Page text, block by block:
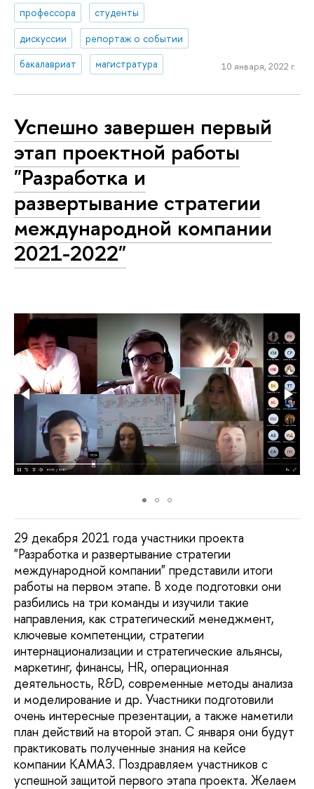
профессора
студенты
дискуссии
репортаж о событии
бакалавриат
магистратура 10 января, 2022 г.
Успешно завершен первый
этап проектной работы
"Разработка и
развертывание стратегии
международной компании
2021-2022"
29 декабря 2021 года участники проекта
"Разработка и развертывание стратегии
международной компании" представили итоги
работы на первом этапе. В ходе подготовки они
разбились на три команды и изучили такие
направления, как стратегический менеджмент,
ключевые компетенции, стратегии
интернационализации и стратегические альянсы,
маркетинг, финансы, HR, операционная
деятельность, R&D, современные методы анализа
и моделирование и др. Участники подготовили
очень интересные презентации, а также наметили
план действий на второй этап. С января они будут
практиковать полученные знания на кейсе
компании КАМАЗ. Поздравляем участников с
успешной защитой первого этапа проекта. Желаем